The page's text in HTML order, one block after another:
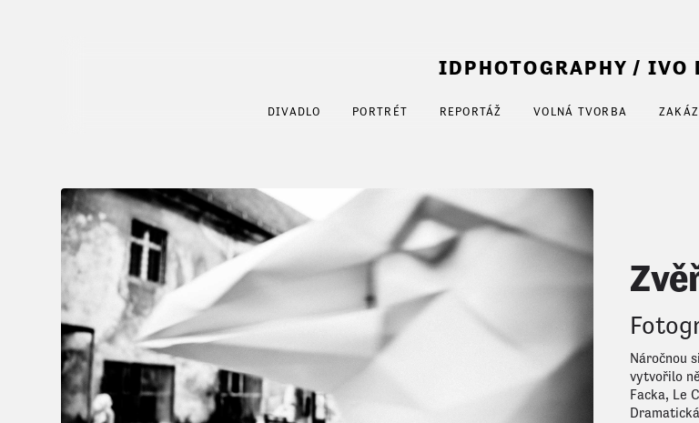
IDPHOTOGRAPHY / IVO
DIVADLO PORTRÉT REPORTÁŽ VOLNÁ TVORBA
Náročnou
vytvořilo
Facka, Le